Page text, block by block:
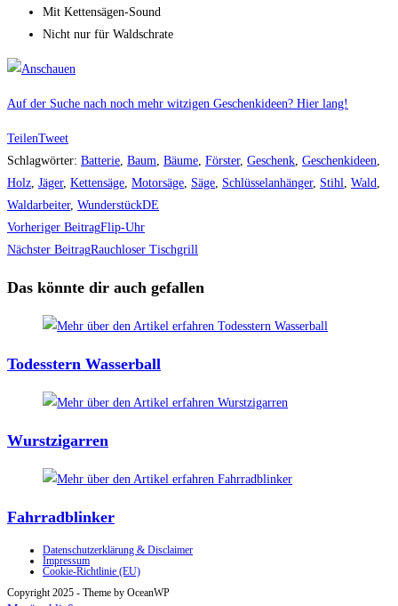
Mit Kettensägen-Sound
Nicht nur für Waldschrate
Auf der Suche nach noch mehr witzigen Geschenkideen? Hier lang!
TeilenTweet
Schlagwörter: Batterie Baum Bäume Förster, Geschenk Geschenkideen
Holz Jäger, Kettensäge Motorsäge Säge Schlüsselanhänger, Stihl Wald
Waldarbeiter, WunderstückDE
Weitere
Artikel
ansehen
Vorheriger BeitragFlip-Uhr
Nächster BeitragRauchloser Tischgrill
Das könnte dir auch gefallen
Todesstern Wasserball
Wurstzigarren
Fahrradblinker
Datenschutzerklärung & Disclaimer
Impressum
Cookie-Richtlinie (EU)
Copyright 2025 - Theme by OceanWP